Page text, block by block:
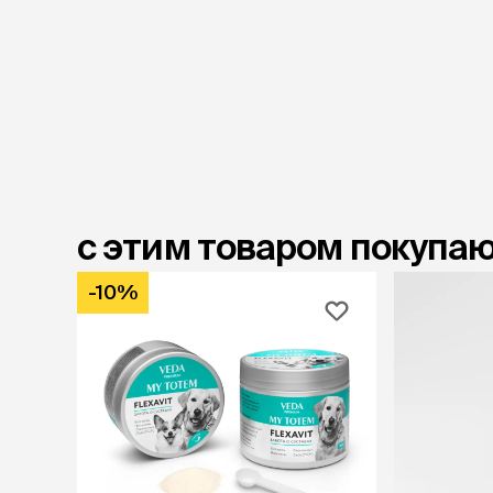
с этим товаром
-10%